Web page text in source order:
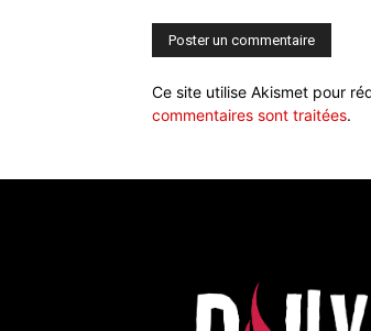
Ce site utilise Akismet pour
commentaires sont traitées.